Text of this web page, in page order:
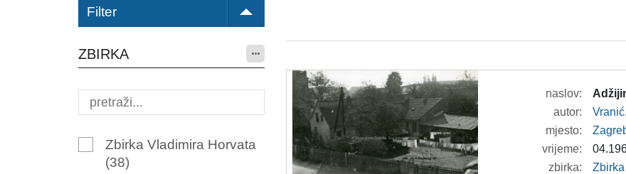
Filter
ZBIRKA
Zbirka Vladimira Horvata
(38)
naslov:
autor:
mjesto:
vrijeme:
zbirka: